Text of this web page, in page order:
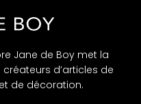
Jane de Boy met la
d’articles de
de décoration.